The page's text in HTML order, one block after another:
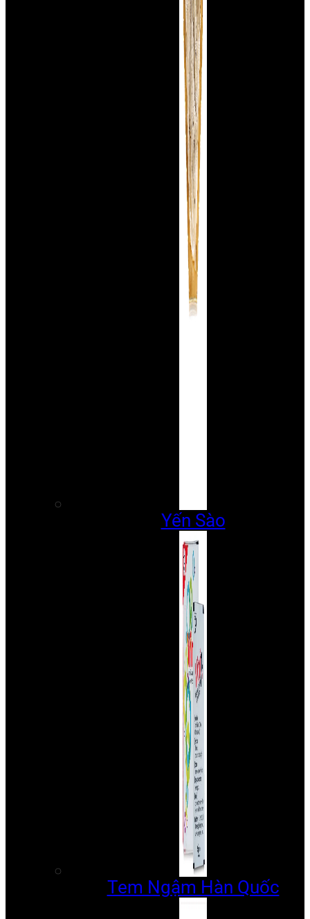
Yến Sào
Tem Ngậm Hàn Quốc